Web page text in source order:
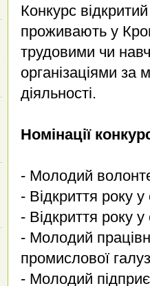
Конкурс
проживають у
трудовими чи
організаціями за
діяльності.
Номінації
- Молодий
- Відкриття року
- Відкриття року у
- Молодий
промислової
- Молодий